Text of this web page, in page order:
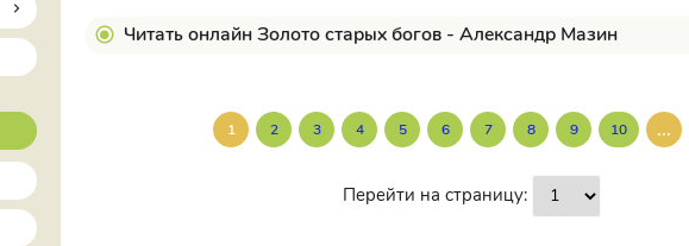
Читать онлайн Золото старых богов - Александр Мазин
1 2 3 4 5 6 7 8 9 10 ...
Перейти на страницу: